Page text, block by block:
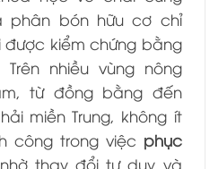
bón hữu cơ chỉ
được kiểm chứng bằng
nhiều vùng nông
từ đồng bằng đến
miền Trung, không ít
công trong việc phục
thay đổi tư duy và